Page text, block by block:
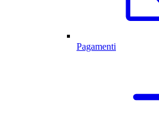
Pagamenti